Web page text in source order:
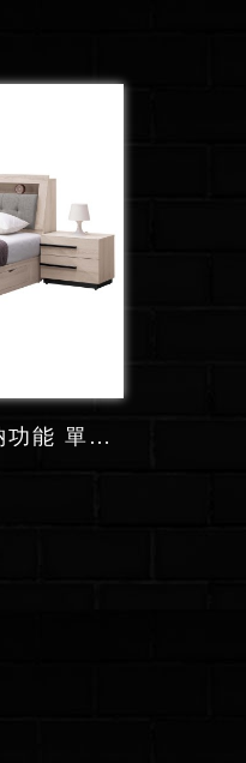
北歐造型 多重收納功能 單人床組 F48